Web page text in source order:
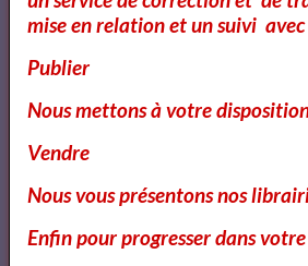
Español
Italiano
Deutsch
Nederlands
mise en relation et un suivi
Publier
Nous mettons à votre
Vendre
Nous vous présentons nos
Enfin pour progresser dans